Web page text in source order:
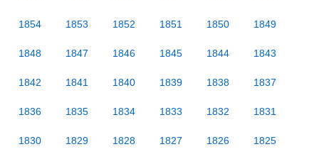
1854 1853 1852 1851 1850 1849
1848 1847 1846 1845 1844 1843
1842 1841 1840 1839 1838 1837
1836 1835 1834 1833 1832 1831
1830 1829 1828 1827 1826 1825